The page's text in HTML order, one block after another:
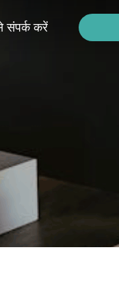
संपर्क करें